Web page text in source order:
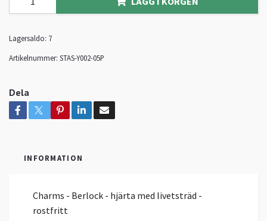
Lagersaldo: 7
Artikelnummer: STAS-Y002-05P
Dela
INFORMATION
Charms - Berlock - hjärta med livetsträd -
rostfritt